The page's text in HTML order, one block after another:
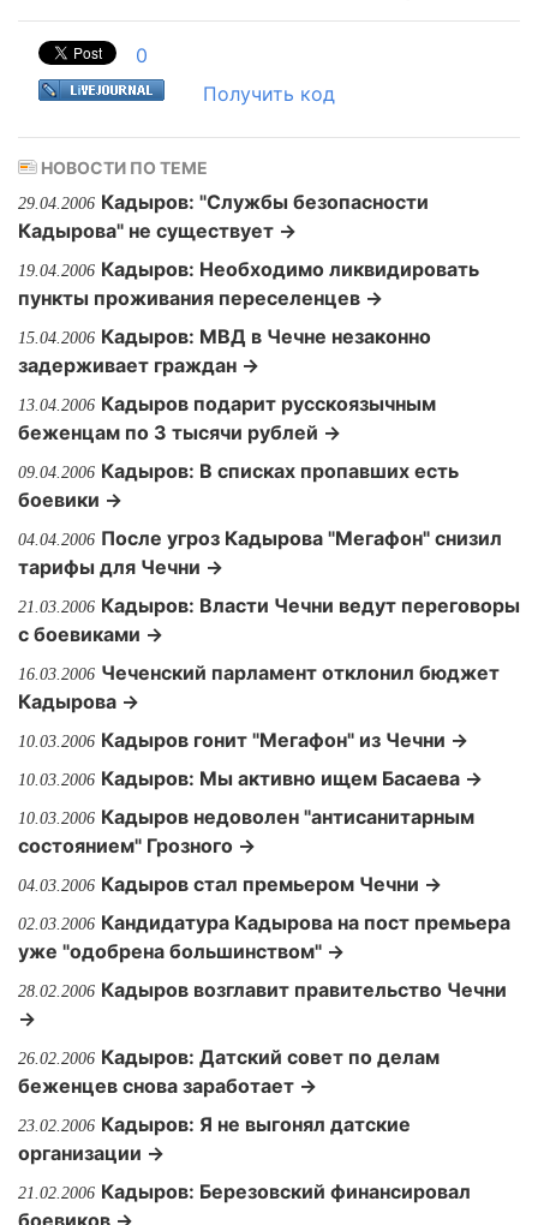
0
Получить код
НОВОСТИ ПО ТЕМЕ
29.04.2006 Кадыров: "Службы безопасности
Кадырова" не существует →
19.04.2006 Кадыров: Необходимо ликвидировать
пункты проживания переселенцев →
15.04.2006 Кадыров: МВД в Чечне незаконно
задерживает граждан →
13.04.2006 Кадыров подарит русскоязычным
беженцам по 3 тысячи рублей →
09.04.2006 Кадыров: В списках пропавших есть
боевики →
04.04.2006 После угроз Кадырова "Мегафон" снизил
тарифы для Чечни →
21.03.2006 Кадыров: Власти Чечни ведут переговоры
с боевиками →
16.03.2006 Чеченский парламент отклонил бюджет
Кадырова →
10.03.2006 Кадыров гонит "Мегафон" из Чечни →
10.03.2006 Кадыров: Мы активно ищем Басаева →
10.03.2006 Кадыров недоволен "антисанитарным
состоянием" Грозного →
04.03.2006 Кадыров стал премьером Чечни →
02.03.2006 Кандидатура Кадырова на пост премьера
уже "одобрена большинством" →
28.02.2006 Кадыров возглавит правительство Чечни
→
26.02.2006 Кадыров: Датский совет по делам
беженцев снова заработает →
23.02.2006 Кадыров: Я не выгонял датские
организации →
21.02.2006 Кадыров: Березовский финансировал
боевиков →